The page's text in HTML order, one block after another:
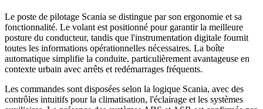
Le poste de pilotage Scania se distingue par son ergonomie et sa
fonctionnalité. Le volant est positionné pour garantir la meilleure
posture du conducteur, tandis que l'instrumentation digitale fournit
toutes les informations opérationnelles nécessaires. La boîte
automatique simplifie la conduite, particulièrement avantageuse en
contexte urbain avec arrêts et redémarrages fréquents.
Les commandes sont disposées selon la logique Scania, avec des
contrôles intuitifs pour la climatisation, l'éclairage et les systèmes